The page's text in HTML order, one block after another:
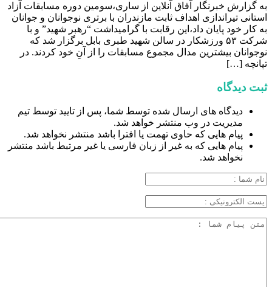
به گزارش خبرنگار آفاق آنلاین از ساری،سومین دوره مسابقات آزاد
استانی تیراندازی اهداف ثابت مازندران با برتری نوجوانان و جوانان
به کار خود پایان داد،این رقابت با گرامیداشت “رهبر شهید” و با
شرکت ۵۳ ورزشکار در سالن شهید طبری بابل برگزار شد که
نوجوانان بیشترین مدال مجموع مسابقات را از آنِ خود کردند. در
تپانچه […]
ثبت دیدگاه
دیدگاه های ارسال شده توسط شما، پس از تایید توسط تیم
مدیریت در وب منتشر خواهد شد.
پیام هایی که حاوی تهمت یا افترا باشد منتشر نخواهد شد.
پیام هایی که به غیر از زبان فارسی یا غیر مرتبط باشد منتشر
نخواهد شد.